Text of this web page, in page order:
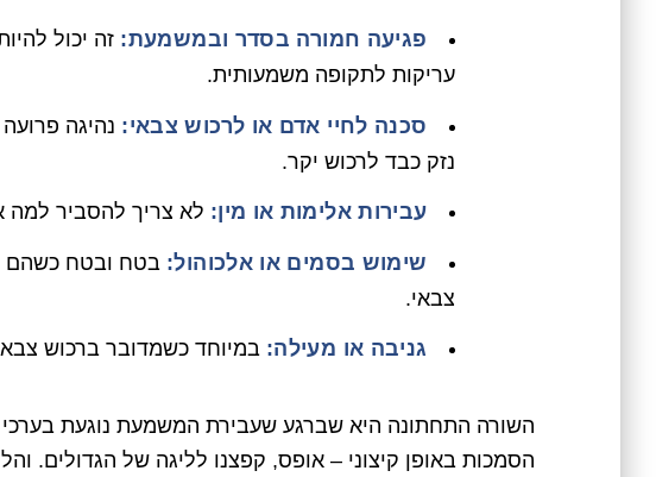
פגיעה חמורה בסדר ובמשמעת: זה יכול
עריקות לתקופה משמעותית.
סכנה לחיי אדם או לרכוש צבאי: נהיגה
נזק כבד לרכוש יקר.
עבירות אלימות או מין: לא צריך להסביר למה
שימוש בסמים או אלכוהול: בטח ובטח כשהם
צבאי.
גניבה או מעילה: במיוחד כשמדובר ברכוש
השורה התחתונה היא שברגע שעבירת המשמעת נוגעת בערכי
הסמכות באופן קיצוני – אופס, קפצנו לליגה של הגדולים.